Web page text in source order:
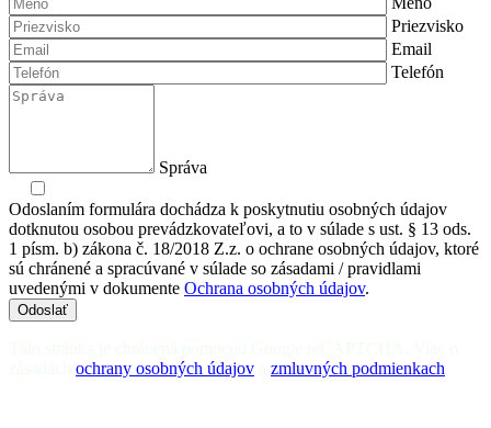
Priezvisko
Email
Telefón
Správa
Odoslaním formulára dochádza k poskytnutiu osobných údajov
dotknutou osobou prevádzkovateľovi, a to v súlade s ust. § 13 ods.
1 písm. b) zákona č. 18/2018 Z.z. o ochrane osobných údajov, ktoré
sú chránené a spracúvané v súlade so zásadami / pravidlami
uvedenými v dokumente Ochrana osobných údajov.
Odoslať
ochrany osobných údajov zmluvných podmienkach